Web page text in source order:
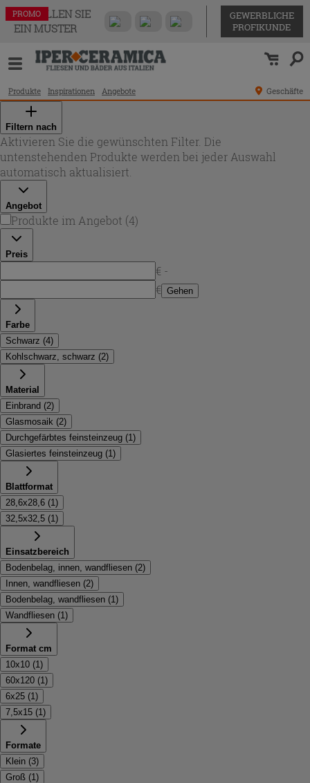
BESTELLEN SIE
EIN MUSTER
GEWERBLICHE
PROFIKUNDE
Produkte Inspirationen Angebote Geschäfte
Filtern nach
Aktivieren Sie die gewünschten Filter. Die
untenstehenden Produkte werden bei jeder Auswahl
automatisch aktualisiert.
Angebot
Produkte im Angebot (4)
Preis
€ -
€ Gehen
Farbe
Schwarz (4)
Kohlschwarz, schwarz (2)
Material
Einbrand (2)
Glasmosaik (2)
Durchgefärbtes feinsteinzeug (1)
Glasiertes feinsteinzeug (1)
Blattformat
28,6x28,6 (1)
32,5x32,5 (1)
Einsatzbereich
Bodenbelag, innen, wandfliesen (2)
Innen, wandfliesen (2)
Bodenbelag, wandfliesen (1)
Wandfliesen (1)
Format cm
10x10 (1)
60x120 (1)
6x25 (1)
7,5x15 (1)
Formate
Klein (3)
Groß (1)
PROMO
PROMO
PROMO
PROMO